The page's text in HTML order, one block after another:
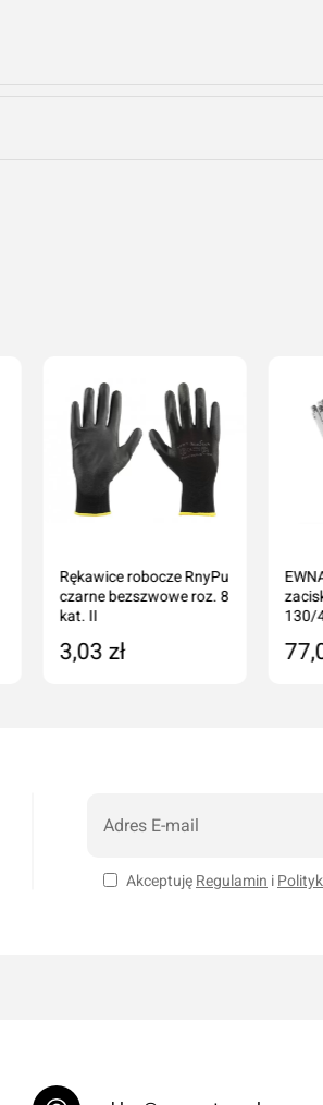
Rękawice robocze RnyPu
czarne bezszwowe roz. 8
kat. II
3,03 zł
130/
Akceptuję Regulamin i